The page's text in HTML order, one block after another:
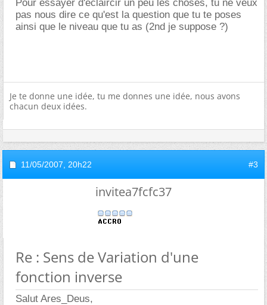
Pour essayer d'eclaircir un peu les choses, tu ne veux
pas nous dire ce qu'est la question que tu te poses
ainsi que le niveau que tu as (2nd je suppose ?)
Je te donne une idée, tu me donnes une idée, nous avons
chacun deux idées.
11/05/2007, 20h22 #3
invitea7fcfc37
Re : Sens de Variation d'une
fonction inverse
Salut Ares_Deus,